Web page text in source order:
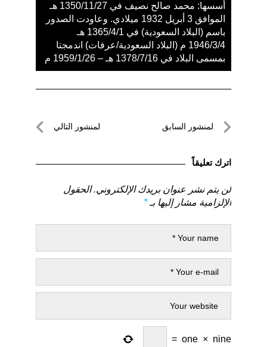
أسسها: محمد صالح نصيف في 1350/11/27 هـ
الموافق 3 أبريل 1932 ميلادي. وعاودت الصدور
باسم (البلاد السعودية) في 1365/4/1 هـ
1946/3/4 م (البلاد السعودية/عرفات) اندمجتا
بمسمى البلاد في 1378/7/16 هـ – 1959/1/26 م
تصفّحلمنشور السابق
السابق
لمنشور التالي
اترك تعليقاً
لن يتم نشر عنوان بريدك الإلكتروني. الحقول
الإلزامية مشار إليها بـ*
nine
×
one
=